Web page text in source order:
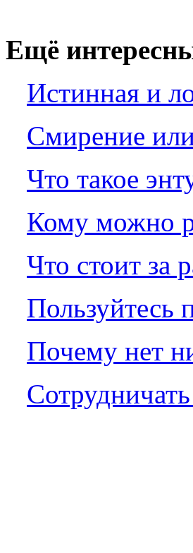
Ещё
Истинная и
Смирение
Что такое
Кому можно
Что стоит за
Пользуйтесь
Почему нет